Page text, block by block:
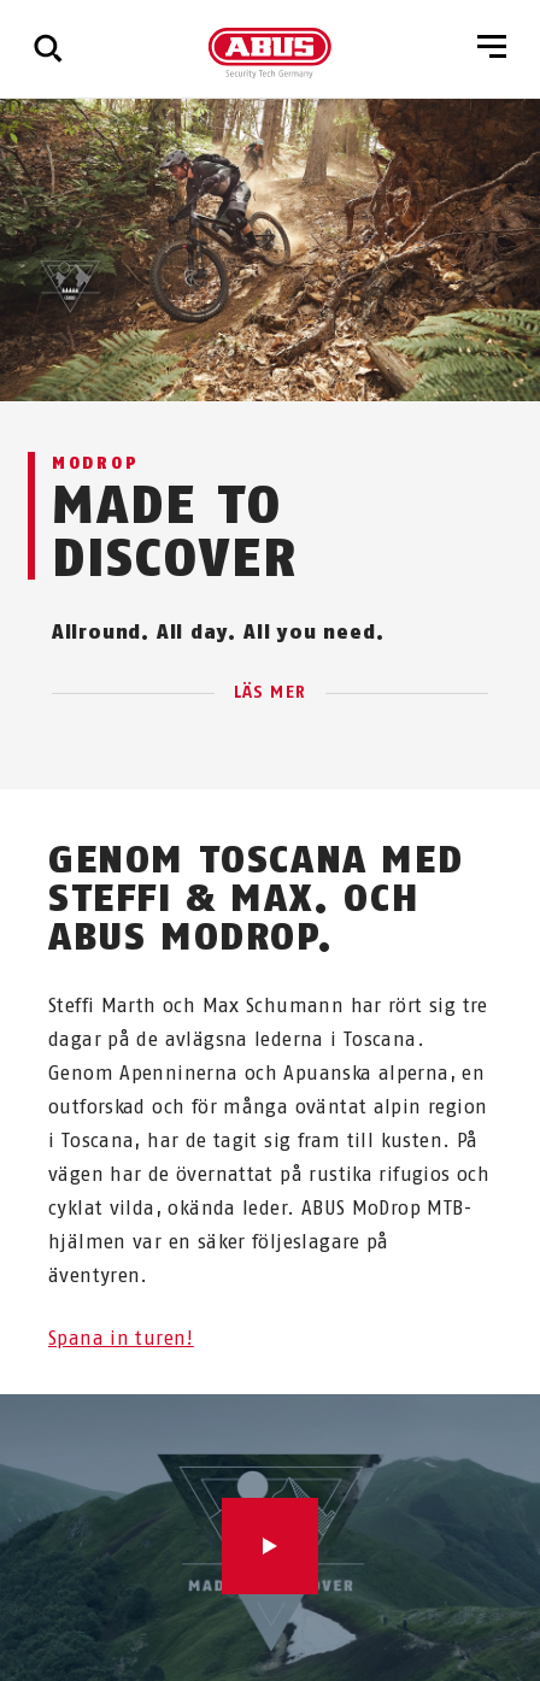
Visa
alla
resultat
MODROP
MADE TO
DISCOVER
Allround. All day. All you need.
LÄS MER
GENOM TOSCANA MED
STEFFI & MAX. OCH
ABUS MODROP.
Steffi Marth och Max Schumann har rört sig tre
dagar på de avlägsna lederna i Toscana.
Genom Apenninerna och Apuanska alperna, en
outforskad och för många oväntat alpin region
i Toscana, har de tagit sig fram till kusten. På
vägen har de övernattat på rustika rifugios och
cyklat vilda, okända leder. ABUS MoDrop MTB-
hjälmen var en säker följeslagare på
äventyren.
Spana in turen!